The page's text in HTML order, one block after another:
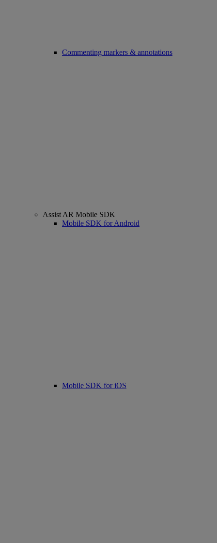
Commenting markers & annotations
Assist AR Mobile SDK
Mobile SDK for Android
Mobile SDK for iOS